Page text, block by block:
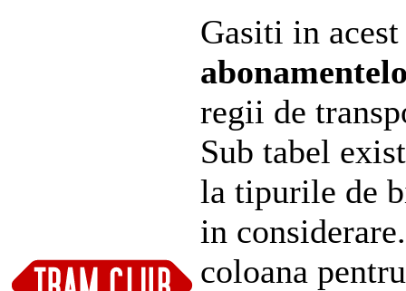
Gasiti in
regii de
Sub tabel
la tipurile de
in
coloana